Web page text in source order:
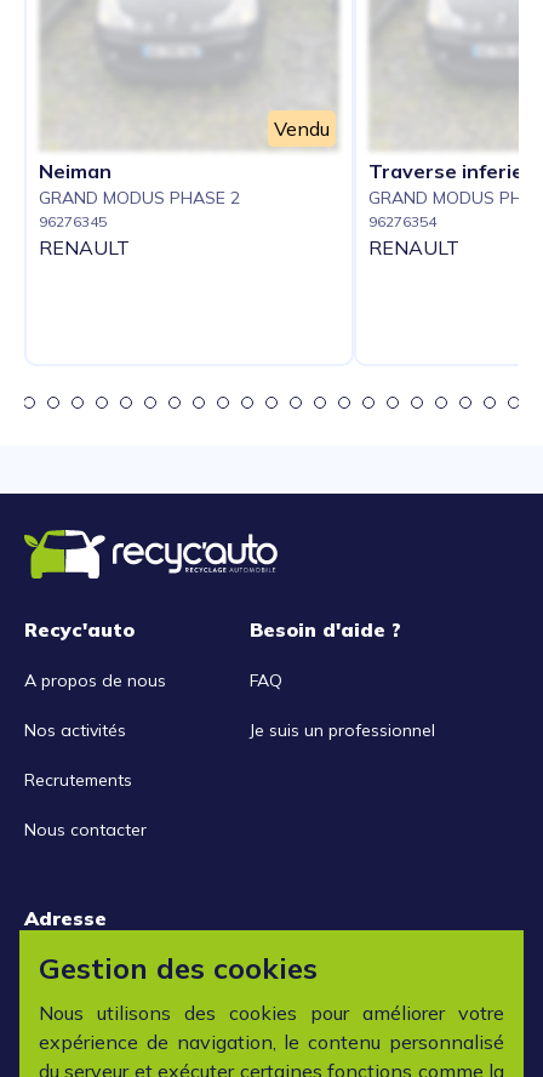
Vendu
Neiman
GRAND MODUS PHASE 2
96276345
RENAULT
Traverse
GRAND MODUS
96276354
RENAULT
Recyc'auto
A propos de nous
Nos activités
Recrutements
Nous contacter
Besoin d'aide ?
FAQ
Je suis un professionnel
Adresse
15 rue de la Libération
42152 L'horme
Horaires
Gestion des cookies
Nous utilisons des cookies pour améliorer votre
expérience de navigation, le contenu personnalisé
du serveur et exécuter certaines fonctions comme la